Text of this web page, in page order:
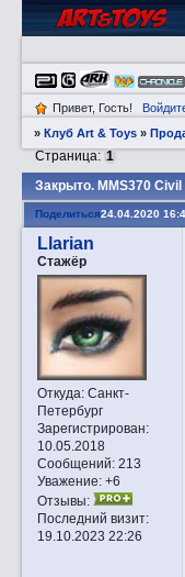
Привет, Гость!
»Клуб Art & Toys »
Закрытo. MMS370
Страница: 1
Поделиться24.04.2020
Llarian
Стажёр
Откуда:Санкт-
Петербург
Зарегистрирован:
10.05.2018
Сообщений:213
Уважение: +6
Отзывы:
Последний визит:
19.10.2023 22:26